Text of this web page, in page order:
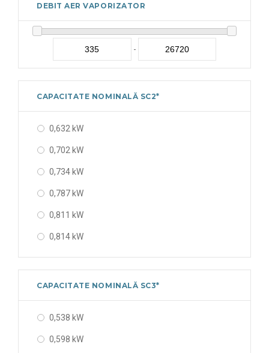
DEBIT AER VAPORIZATOR
-
CAPACITATE NOMINALĂ SC2*
0,632 kW
0,702 kW
0,734 kW
0,787 kW
0,811 kW
0,814 kW
0,943 kW
1,171 kW
1,242 kW
1,71 kW
CAPACITATE NOMINALĂ SC3*
0,538 kW
0,598 kW